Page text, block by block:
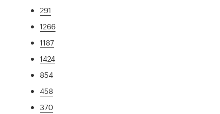
291
1266
1187
1424
854
458
370